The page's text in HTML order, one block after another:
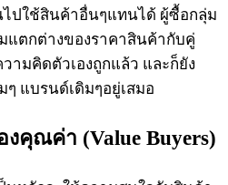
ปใช้สินค้าอื่นๆแทนได้ ผู้ซื้อกลุ่ม
แตกต่างของราคาสินค้ากับคู่
ามคิดตัวเองถูกแล้ว และก็ยัง
แบรนด์เดิมๆอยู่เสมอ
คุณค่า (Value Buyers)